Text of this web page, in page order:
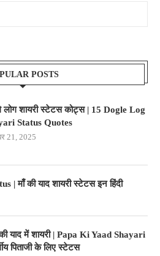
POSTS
लोग शायरी स्टेटस कोट्स | 15 Dogle Log
Status Quotes
21, 2025
माँ की याद शायरी स्टेटस इन हिंदी
की याद में शायरी | Papa Ki Yaad Shayari
पिताजी के लिए स्टेटस